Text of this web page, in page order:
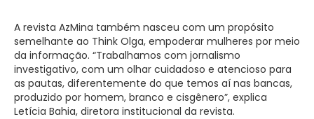
A revista AzMina também nasceu com um propósito
semelhante ao Think Olga, empoderar mulheres por meio
da informação. “Trabalhamos com jornalismo
investigativo, com um olhar cuidadoso e atencioso para
as pautas, diferentemente do que temos aí nas bancas,
produzido por homem, branco e cisgênero”, explica
Letícia Bahia, diretora institucional da revista.